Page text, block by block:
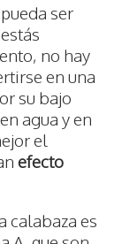
ser
no hay
en una
su bajo
agua y en
el
efecto
calabaza es